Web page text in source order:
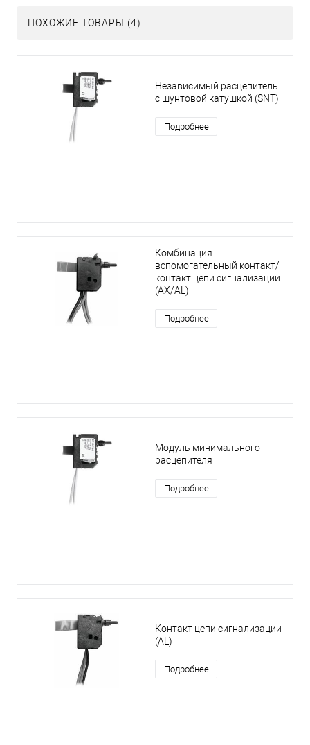
ПОХОЖИЕ ТОВАРЫ (4)
Независимый расцепитель
с шунтовой катушкой (SNT)
Подробнее
Комбинация:
вспомогательный контакт/
контакт цепи сигнализации
(AX/AL)
Подробнее
Модуль минимального
расцепителя
Подробнее
Контакт цепи сигнализации
(AL)
Подробнее